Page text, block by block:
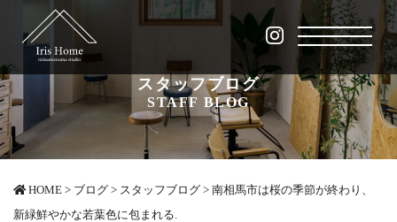
スタッフブログ
STAFF BLOG
HOME > ブログ > スタッフブログ > 南相馬市は桜の季節が終わり、
新緑鮮やかな若葉色に包まれる.